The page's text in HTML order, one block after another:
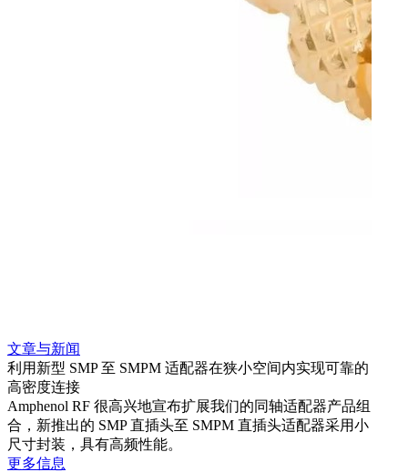
文章与新闻
利用新型 SMP 至 SMPM 适配器在狭小空间内实现可靠的
高密度连接
Amphenol RF 很高兴地宣布扩展我们的同轴适配器产品组
合，新推出的 SMP 直插头至 SMPM 直插头适配器采用小
尺寸封装，具有高频性能。
更多信息